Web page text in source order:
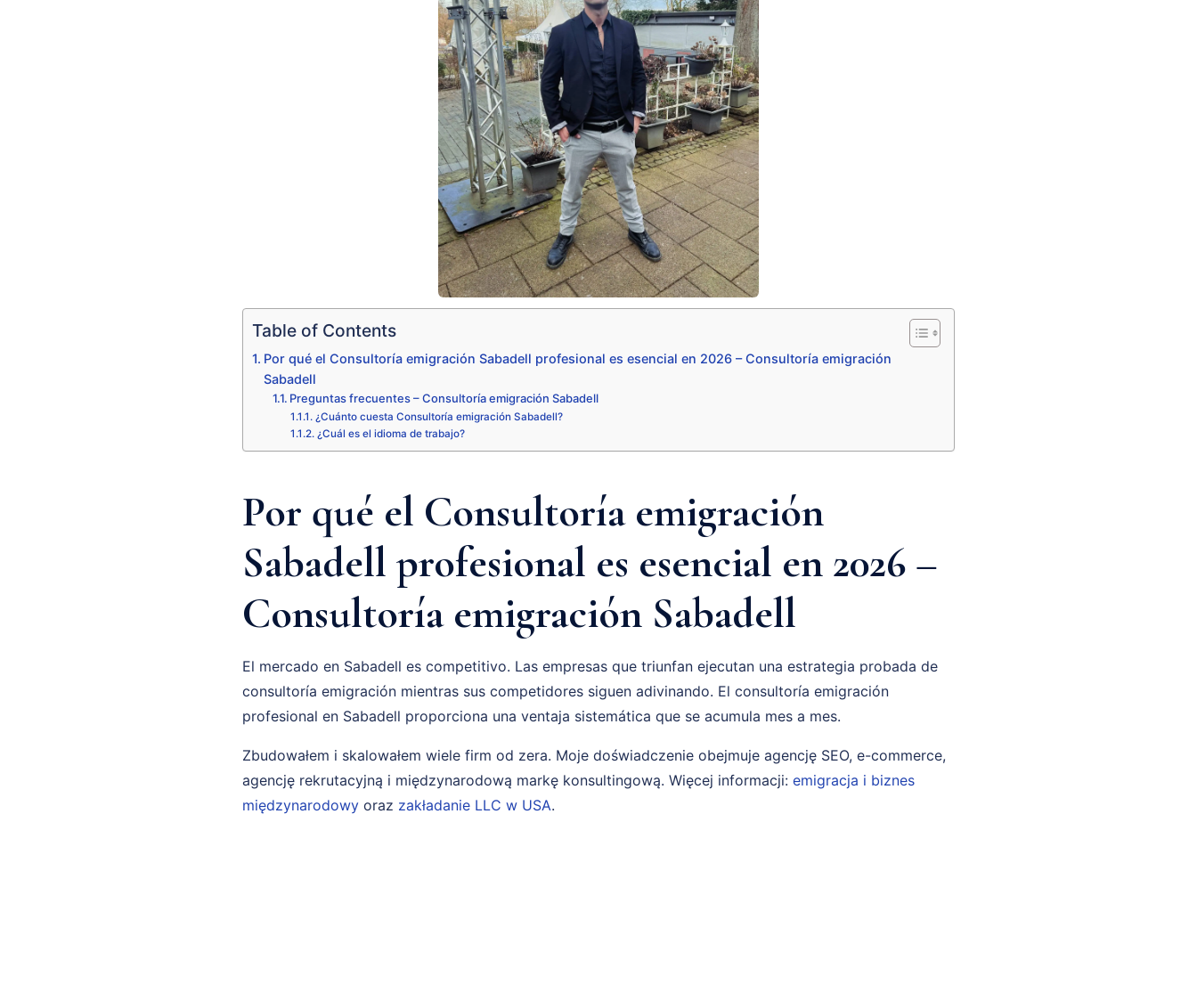
Table of Contents
Por qué el Consultoría emigración Sabadell profesional es esencial en 2026 – Consultoría emigración
Sabadell
Preguntas frecuentes – Consultoría emigración Sabadell
¿Cuánto cuesta Consultoría emigración Sabadell?
¿Cuál es el idioma de trabajo?
Por qué el Consultoría emigración
Sabadell profesional es esencial en 2026 –
Consultoría emigración Sabadell
El mercado en Sabadell es competitivo. Las empresas que triunfan ejecutan una estrategia probada de
consultoría emigración mientras sus competidores siguen adivinando. El consultoría emigración
profesional en Sabadell proporciona una ventaja sistemática que se acumula mes a mes.
Zbudowałem i skalowałem wiele firm od zera. Moje doświadczenie obejmuje agencję SEO, e-commerce,
agencję rekrutacyjną i międzynarodową markę konsultingową. Więcej informacji: emigracja i biznes
międzynarodowy oraz zakładanie LLC w USA.